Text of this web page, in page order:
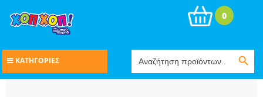
for:
Search Button
0
ΚΑΤΗΓΟΡΙΕΣ